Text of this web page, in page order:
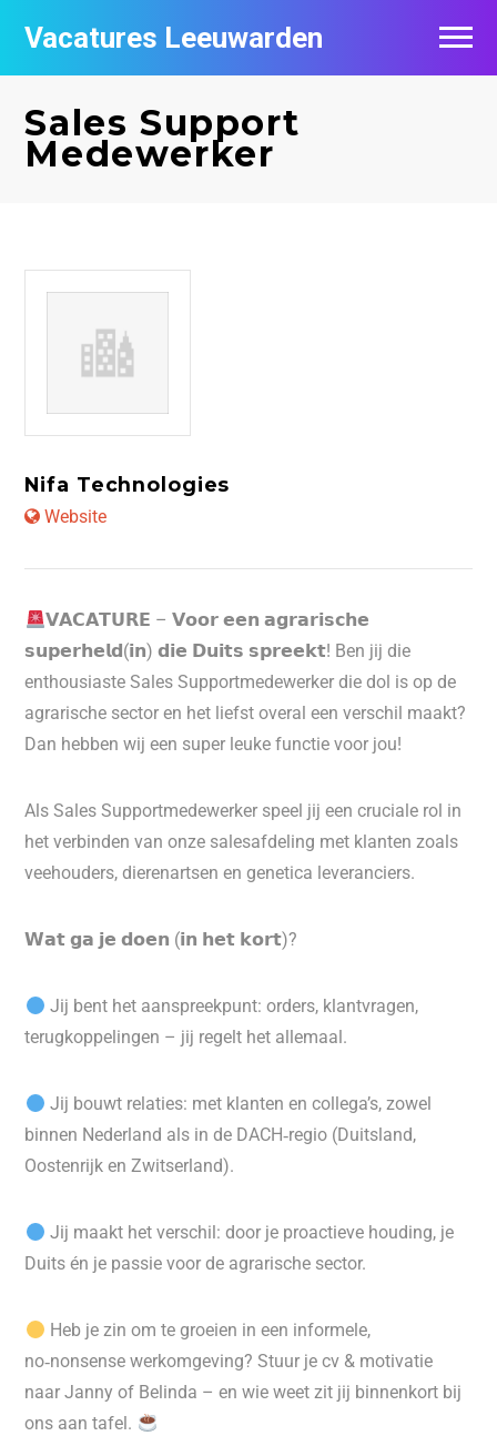
Vacatures Leeuwarden
Sales Support
Medewerker
Nifa Technologies
Website
𝗩𝗔𝗖𝗔𝗧𝗨𝗥𝗘 – 𝗩𝗼𝗼𝗿 𝗲𝗲𝗻 𝗮𝗴𝗿𝗮𝗿𝗶𝘀𝗰𝗵𝗲
𝘀𝘂𝗽𝗲𝗿𝗵𝗲𝗹𝗱(𝗶𝗻) 𝗱𝗶𝗲 𝗗𝘂𝗶𝘁𝘀 𝘀𝗽𝗿𝗲𝗲𝗸𝘁! Ben jij die
enthousiaste Sales Supportmedewerker die dol is op de
agrarische sector en het liefst overal een verschil maakt?
Dan hebben wij een super leuke functie voor jou!
Als Sales Supportmedewerker speel jij een cruciale rol in
het verbinden van onze salesafdeling met klanten zoals
veehouders, dierenartsen en genetica leveranciers.
𝗪𝗮𝘁 𝗴𝗮 𝗷𝗲 𝗱𝗼𝗲𝗻 (𝗶𝗻 𝗵𝗲𝘁 𝗸𝗼𝗿𝘁)?
Jij bent het aanspreekpunt: orders, klantvragen,
terugkoppelingen – jij regelt het allemaal.
Jij bouwt relaties: met klanten en collega’s, zowel
binnen Nederland als in de DACH‑regio (Duitsland,
Oostenrijk en Zwitserland).
Jij maakt het verschil: door je proactieve houding, je
Duits én je passie voor de agrarische sector.
Heb je zin om te groeien in een informele,
no‑nonsense werkomgeving? Stuur je cv & motivatie
naar Janny of Belinda – en wie weet zit jij binnenkort bij
ons aan tafel.
Vacatures per bedrijf
De populairste vacatures in Leeuwarden